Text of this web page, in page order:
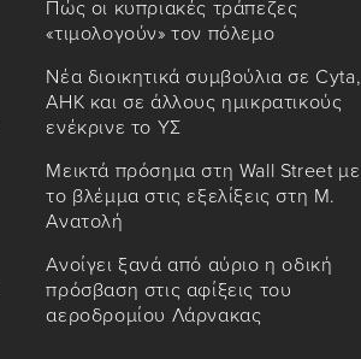
Πώς οι κυπριακές τράπεζες
«τιμολογούν» τον πόλεμο
Νέα διοικητικά συμβούλια σε Cyta,
AHK και σε άλλους ημικρατικούς
ενέκρινε το ΥΣ
Μεικτά πρόσημα στη Wall Street με
το βλέμμα στις εξελίξεις στη Μ.
Ανατολή
Ανοίγει ξανά από αύριο η οδική
πρόσβαση στις αφίξεις του
αεροδρομίου Λάρνακας